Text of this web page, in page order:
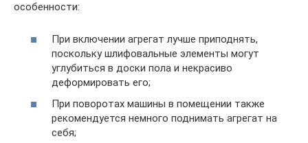
особенности:
При включении агрегат лучше приподнять,
поскольку шлифовальные элементы могут
углубиться в доски пола и некрасиво
деформировать его;
При поворотах машины в помещении также
рекомендуется немного поднимать агрегат на
себя;